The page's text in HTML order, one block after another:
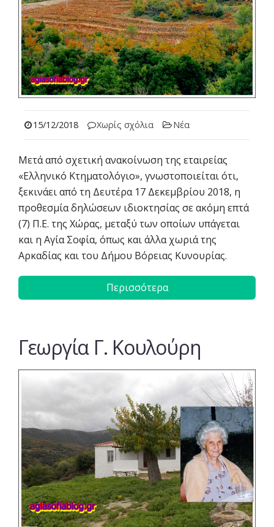
15/12/2018 Χωρίς σχόλια Νέα
Μετά από σχετική ανακοίνωση της εταιρείας
«Ελληνικό Κτηματολόγιο», γνωστοποιείται ότι,
ξεκινάει από τη Δευτέρα 17 Δεκεμβρίου 2018, η
προθεσμία δηλώσεων ιδιοκτησίας σε ακόμη επτά
(7) Π.Ε. της Χώρας, μεταξύ των οποίων υπάγεται
και η Αγία Σοφία, όπως και άλλα χωριά της
Αρκαδίας και του Δήμου Βόρειας Κυνουρίας.
Περισσότερα
Γεωργία Γ. Κουλούρη